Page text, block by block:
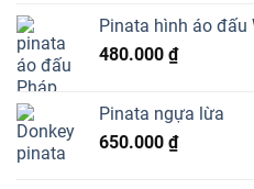
Pinata hình áo đấu
480.000 ₫
Pinata ngựa lừa
650.000 ₫